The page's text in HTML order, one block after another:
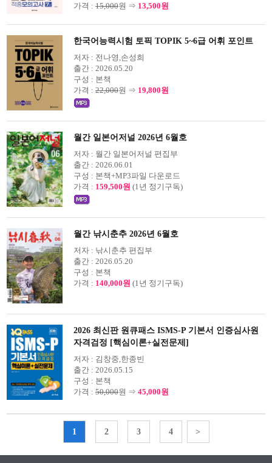
가격 : 15,000원 ⇒ 13,500원
한국어능력시험 토픽 TOPIK 5~6급 어휘 포인트
저자 : 전나영,손성희
출간 : 2026.05.20
구성 : 본책
가격 : 22,000원 ⇒ 19,800원
월간 일본어저널 2026년 6월호
저자 : 월간 일본어저널 편집부
출간 : 2026.06.01
구성 : 본책+MP3파일 다운로드
가격 : 159,500원 (1년 정기구독)
월간 낚시춘추 2026년 6월호
저자 : 낚시춘추 편집부
출간 : 2026.05.20
구성 : 본책
가격 : 140,000원 (1년 정기구독)
2026 최신판 원큐패스 ISMS-P 기본서 인증심사원
자격검정 [핵심이론+실전문제]
저자 : 김창중,한종빈
출간 : 2026.05.15
구성 : 본책
가격 : 50,000원 ⇒ 45,000원
1 2 3 4 >